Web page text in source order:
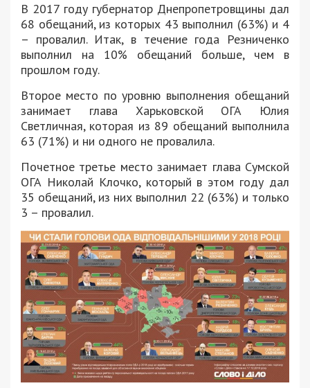
В 2017 году губернатор Днепропетровщины дал
68 обещаний, из которых 43 выполнил (63%) и 4
– провалил. Итак, в течение года Резниченко
выполнил на 10% обещаний больше, чем в
прошлом году.
Второе место по уровню выполнения обещаний
занимает глава Харьковской ОГА Юлия
Светличная, которая из 89 обещаний выполнила
63 (71%) и ни одного не провалила.
Почетное третье место занимает глава Сумской
ОГА Николай Клочко, который в этом году дал
35 обещаний, из них выполнил 22 (63%) и только
3 – провалил.